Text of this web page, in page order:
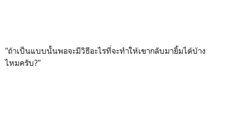
"ถ้าเป็นแบบนั้นพอจะมีวิธีอะไรที่จะทำให้เขากลับมายิ้มได้บ้าง
ไหมครับ?"